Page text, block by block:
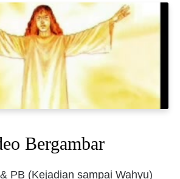
Bergambar
PB (Kejadian sampai Wahyu)